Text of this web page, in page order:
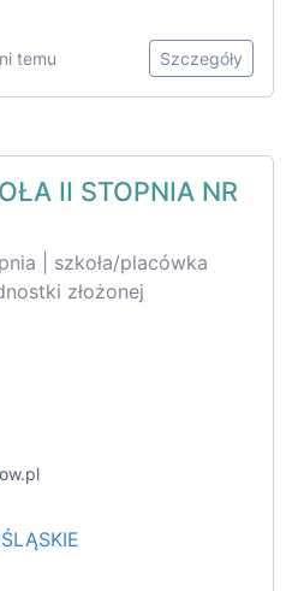
temu Szczegóły
II STOPNIA NR
| szkoła/placówka
złożonej